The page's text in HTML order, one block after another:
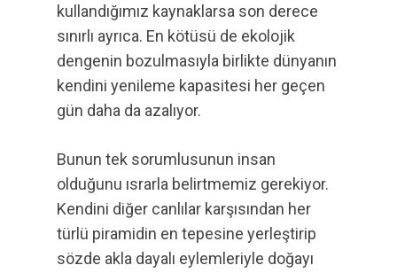
kullandığımız kaynaklarsa son derece
sınırlı ayrıca. En kötüsü de ekolojik
dengenin bozulmasıyla birlikte dünyanın
kendini yenileme kapasitesi her geçen
gün daha da azalıyor.
Bunun tek sorumlusunun insan
olduğunu ısrarla belirtmemiz gerekiyor.
Kendini diğer canlılar karşısından her
türlü piramidin en tepesine yerleştirip
sözde akla dayalı eylemleriyle doğayı